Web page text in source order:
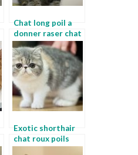
Chat long poil a
donner raser chat
persan
Exotic shorthair
chat roux poils
longs